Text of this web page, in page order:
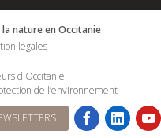
nature en Occitanie
légales
d'Occitanie
de l’environnement